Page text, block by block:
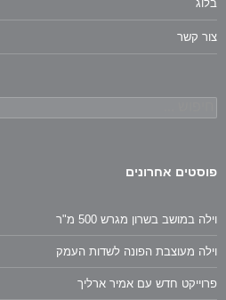
בלוג
צור קשר
פוסטים אחרונים
וילה במושב בשרון מגרש 500 מ"ר
וילה מעוצבת הפונה לשדות העמק
פרוייקט חדש עם אמיר ארליך